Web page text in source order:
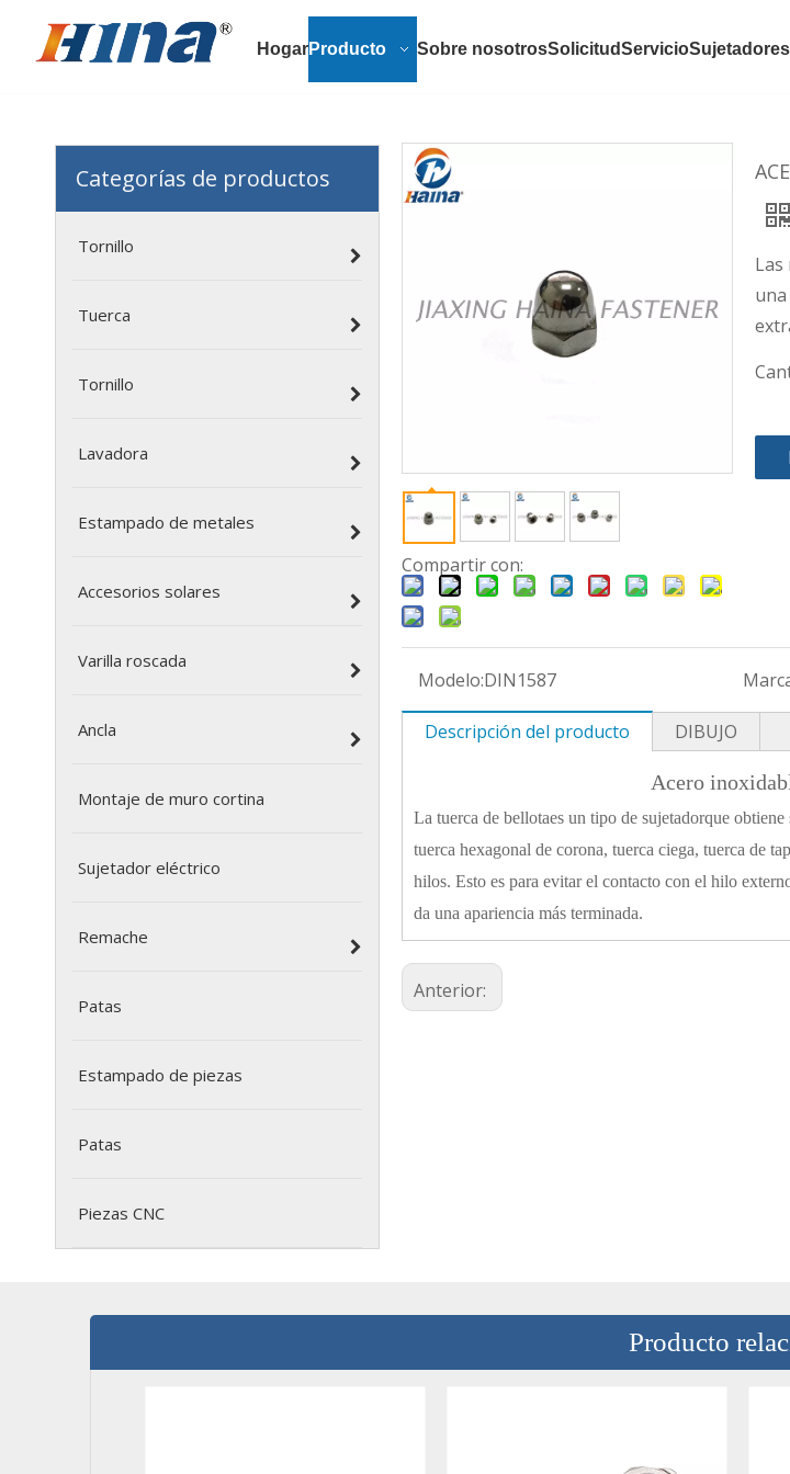
HogarProducto Sobre nosotrosSolicitudServicio
Categorías de productos
Tornillo
Tuerca
Tornillo
Lavadora
Estampado de metales
Accesorios solares
Varilla roscada
Ancla
Montaje de muro cortina
Sujetador eléctrico
Remache
Patas
Estampado de piezas
Patas
Piezas CNC
Compartir con:
Las
Modelo:DIN1587
Descripción del producto DIBUJO
Acero
La tuerca de bellotaes un tipo de sujetadorque obtiene
tuerca hexagonal de corona, tuerca ciega, tuerca de
hilos. Esto es para evitar el contacto con el hilo
da una apariencia más terminada.
Anterior:
Producto